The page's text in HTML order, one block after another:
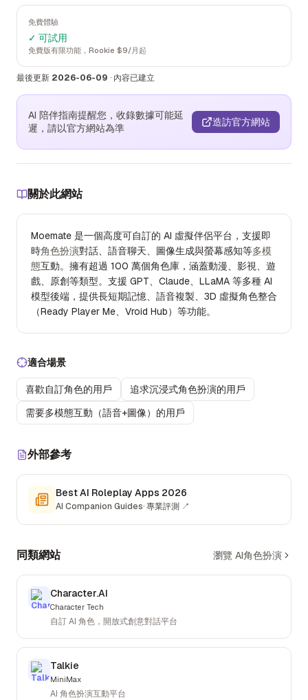
免費體驗
✓ 可試用
免費版有限功能，Rookie $9/月起
最後更新 2026-06-09 · 內容已建立
AI 陪伴指南提醒您，收錄數據可能延
遲，請以官方網站為準
造訪官方網站
關於此網站
Moemate 是一個高度可自訂的 AI 虛擬伴侶平台，支援即
時角色扮演對話、語音聊天、圖像生成與螢幕感知等多模
態互動。擁有超過 100 萬個角色庫，涵蓋動漫、影視、遊
戲、原創等類型。支援 GPT、Claude、LLaMA 等多種 AI
模型後端，提供長短期記憶、語音複製、3D 虛擬角色整合
（Ready Player Me、Vroid Hub）等功能。
適合場景
喜歡自訂角色的用戶
追求沉浸式角色扮演的用戶
需要多模態互動（語音+圖像）的用戶
外部參考
Best AI Roleplay Apps 2026
AI Companion Guides·專業評測 ↗
同類網站 瀏覽 AI角色扮演
Character.AI
Character Tech
自訂 AI 角色，開放式創意對話平台
Talkie
MiniMax
AI 角色扮演互動平台